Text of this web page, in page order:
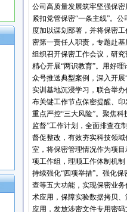
公司高质量发展筑牢坚强保密
紧扣党管保密“一条主线”。
度加以谋划部署，并将保密
密第一责任人职责，专题赴
组织召开保密工作会议，研
精心开展“两识教育”。用好
众号推送典型案例，深入开
实训基地沉浸学习，联合举
布关键工作节点保密提醒、
重点严控“三大风险”。聚焦
监督”工作计划，全面排查在
督促整改，有效夯实科技领
室，将保密管理情况作为项
项工作组，理顺工作体制机
持续强化“四项举措”。强化
查等五大功能，实现保密业
术应用，保障实验数据拷贝
应用，发放涉密文件专用密